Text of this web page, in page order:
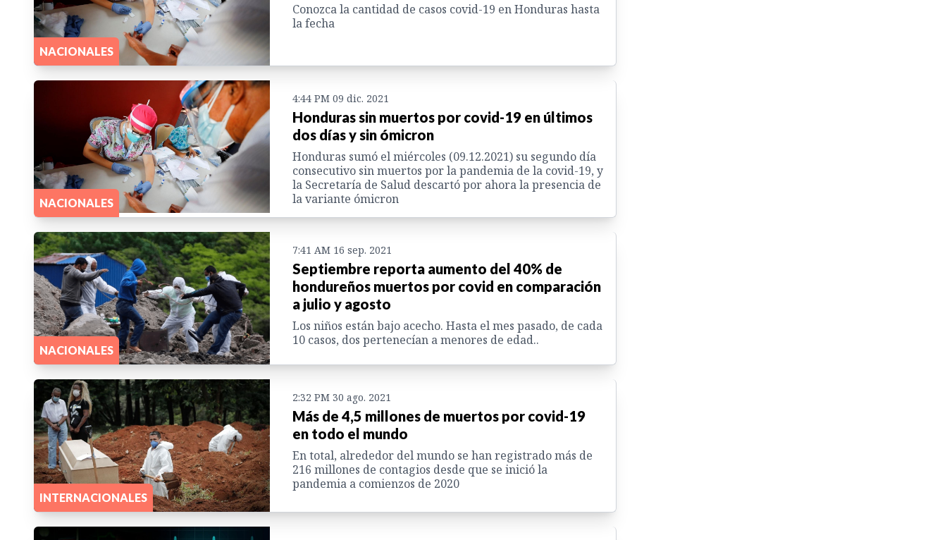
NACIONALES
Conozca la cantidad de casos covid-19 en Honduras hasta
la fecha
NACIONALES
4:44 PM 09 dic. 2021
Honduras sin muertos por covid-19 en últimos
dos días y sin ómicron
Honduras sumó el miércoles (09.12.2021) su segundo día
consecutivo sin muertos por la pandemia de la covid-19, y
la Secretaría de Salud descartó por ahora la presencia de
la variante ómicron
NACIONALES
7:41 AM 16 sep. 2021
Septiembre reporta aumento del 40% de
hondureños muertos por covid en comparación
a julio y agosto
Los niños están bajo acecho. Hasta el mes pasado, de cada
10 casos, dos pertenecían a menores de edad..
INTERNACIONALES
2:32 PM 30 ago. 2021
Más de 4,5 millones de muertos por covid-19
en todo el mundo
En total, alrededor del mundo se han registrado más de
216 millones de contagios desde que se inició la
pandemia a comienzos de 2020